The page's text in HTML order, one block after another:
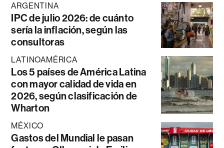
ARGENTINA
IPC de julio 2026: de cuánto
sería la inflación, según las
consultoras
LATINOAMÉRICA
Los 5 países de América Latina
con mayor calidad de vida en
2026, según clasificación de
Wharton
MÉXICO
Gastos del Mundial le pasan